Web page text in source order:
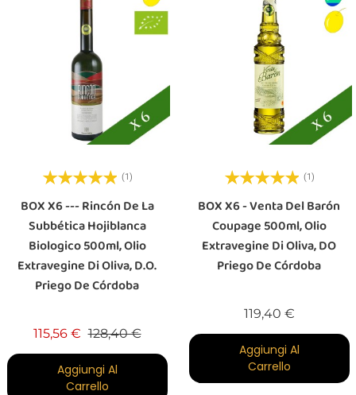
(1)
BOX X6 --- Rincón De La
Subbética Hojiblanca
Biologico 500ml, Olio
Extravegine Di Oliva, D.O.
Priego De Córdoba
115,56 € Prezzo base
128,40 €Prezzo
Aggiungi Al
Carrello
(1)
BOX X6 - Venta Del Barón
Coupage 500ml, Olio
Extravegine Di Oliva, DO
Priego De Córdoba
119,40 €Prezzo
Aggiungi Al
Carrello